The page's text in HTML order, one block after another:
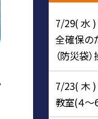
7/29( 水
全確保の
（防災袋
7/23( 木
教室(４～